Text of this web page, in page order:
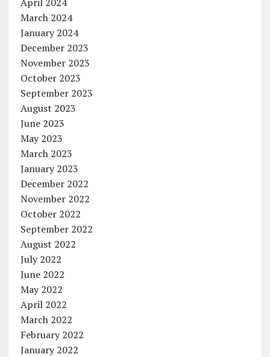
March 2024
January 2024
December 2023
November 2023
October 2023
September 2023
August 2023
June 2023
May 2023
March 2023
January 2023
December 2022
November 2022
October 2022
September 2022
August 2022
July 2022
June 2022
May 2022
April 2022
March 2022
February 2022
January 2022